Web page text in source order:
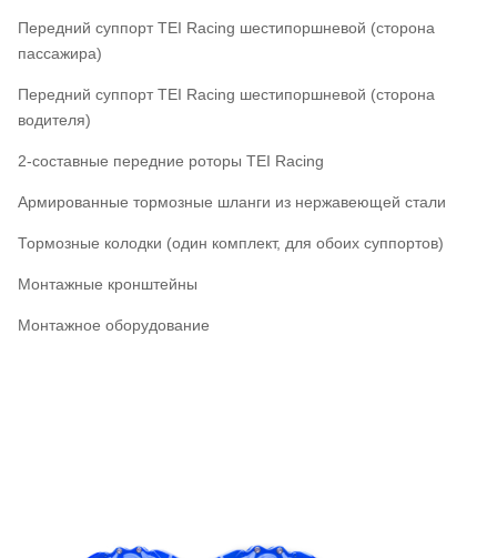
Передний суппорт TEI Racing шестипоршневой (сторона
пассажира)
Передний суппорт TEI Racing шестипоршневой (сторона
водителя)
2-составные передние роторы TEI Racing
Армированные тормозные шланги из нержавеющей стали
Тормозные колодки (один комплект, для обоих суппортов)
Монтажные кронштейны
Монтажное оборудование